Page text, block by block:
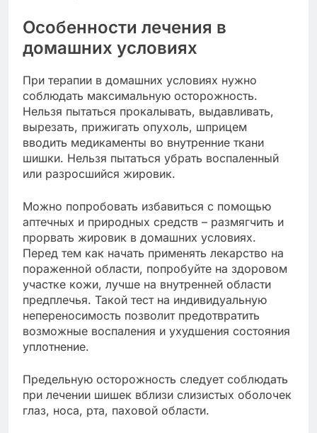
Особенности лечения в
домашних условиях
При терапии в домашних условиях нужно
соблюдать максимальную осторожность.
Нельзя пытаться прокалывать, выдавливать,
вырезать, прижигать опухоль, шприцем
вводить медикаменты во внутренние ткани
шишки. Нельзя пытаться убрать воспаленный
или разросшийся жировик.
Можно попробовать избавиться с помощью
аптечных и природных средств – размягчить и
прорвать жировик в домашних условиях.
Перед тем как начать применять лекарство на
пораженной области, попробуйте на здоровом
участке кожи, лучше на внутренней области
предплечья. Такой тест на индивидуальную
непереносимость позволит предотвратить
возможные воспаления и ухудшения состояния
уплотнение.
Предельную осторожность следует соблюдать
при лечении шишек вблизи слизистых оболочек
глаз, носа, рта, паховой области.